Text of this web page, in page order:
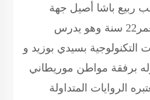
ربيع باشا أصيل جهة
سليمان و البالغ من العمر22 سنة وهو يدرس
التكنولوجية بسيدي بوزيد و
برفقة مواطن موريطاني
الروايات المتداولة